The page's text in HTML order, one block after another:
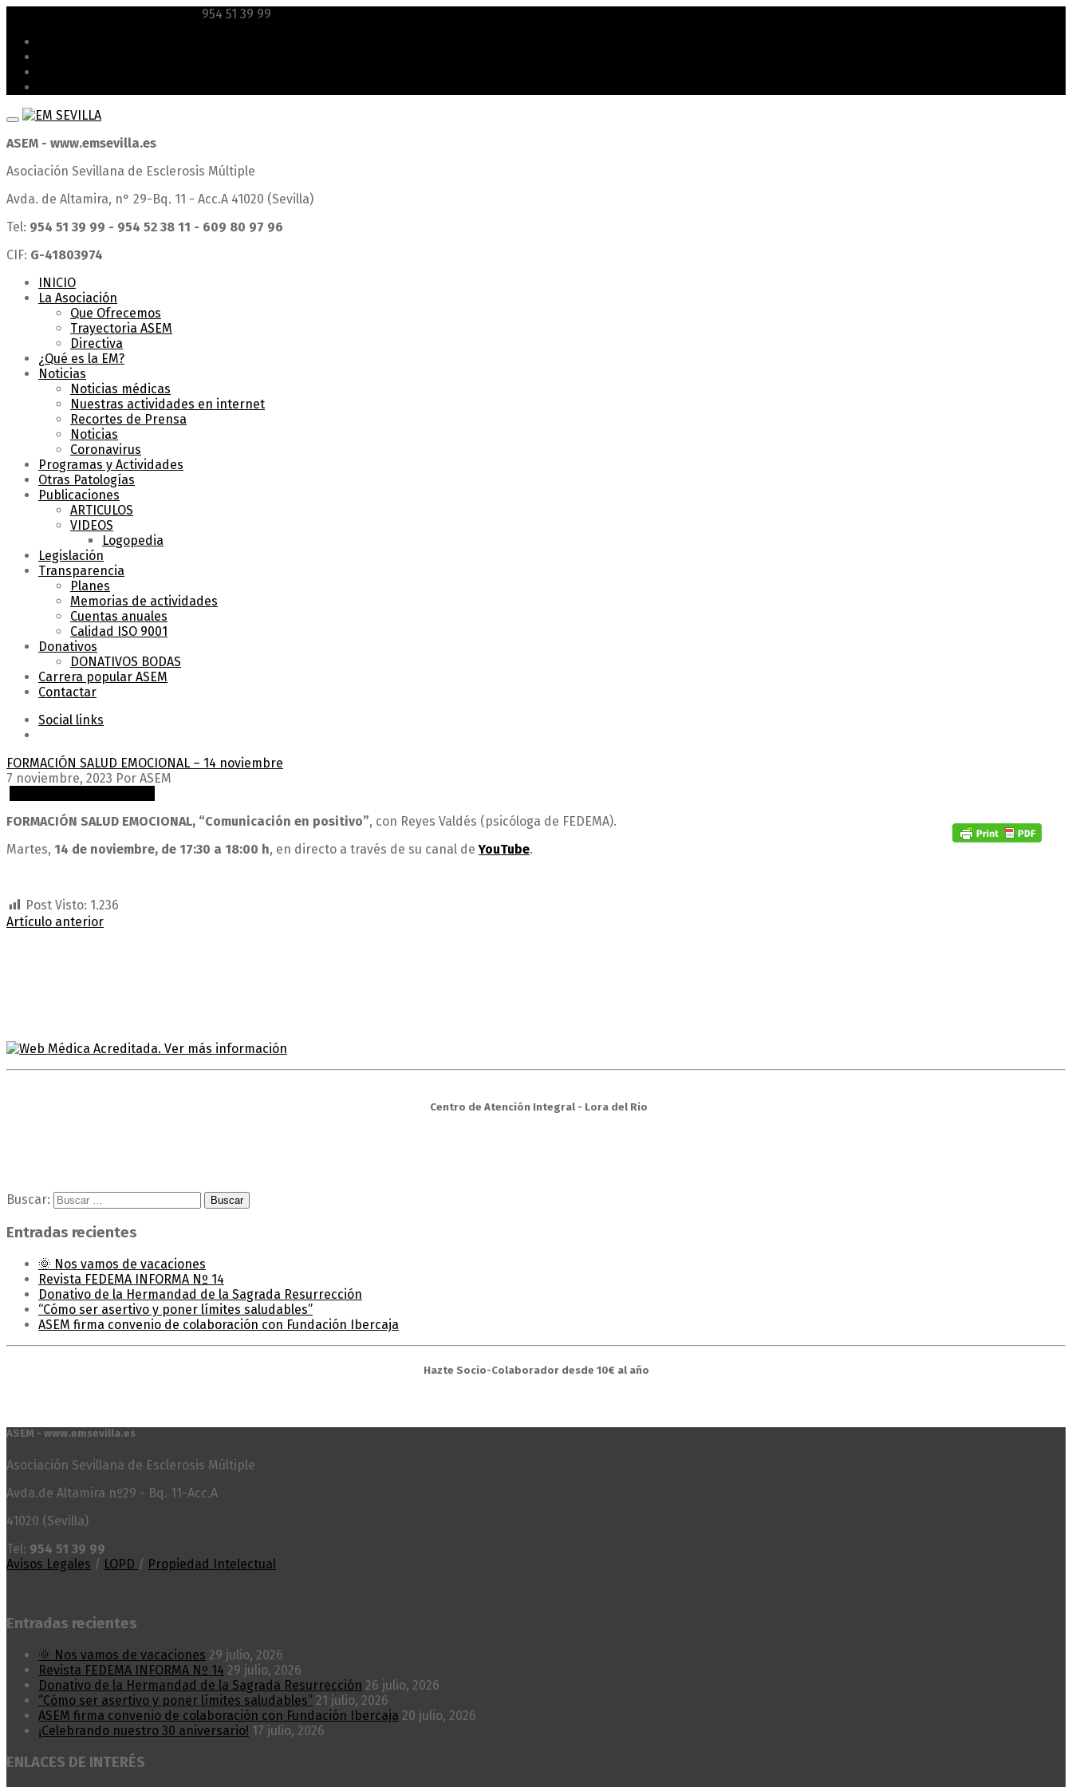
954 51 39 99
ASEM - www.emsevilla.es
Asociación Sevillana de Esclerosis Múltiple
Avda. de Altamira, n° 29-Bq. 11 - Acc.A 41020 (Sevilla)
Tel: 954 51 39 99 - 954 52 38 11 - 609 80 97 96
CIF: G-41803974
INICIO
La Asociación
Que Ofrecemos
Trayectoria ASEM
Directiva
¿Qué es la EM?
Noticias
Noticias médicas
Nuestras actividades en internet
Recortes de Prensa
Noticias
Coronavirus
Programas y Actividades
Otras Patologías
Publicaciones
ARTICULOS
VIDEOS
Logopedia
Legislación
Transparencia
Planes
Memorias de actividades
Cuentas anuales
Calidad ISO 9001
Donativos
DONATIVOS BODAS
Carrera popular ASEM
Contactar
Social links
FORMACIÓN SALUD EMOCIONAL – 14 noviembre
7 noviembre, 2023 Por ASEM
FORMACIÓN SALUD EMOCIONAL, “Comunicación en positivo”, con Reyes Valdés (psicóloga de FEDEMA).
Martes, 14 de noviembre, de 17:30 a 18:00 h, en directo a través de su canal deYouTube.
Post Visto: 1.236
Artículo anterior
Centro de Atención Integral - Lora del Rio
Buscar:
Entradas recientes
🌞 Nos vamos de vacaciones
Revista FEDEMA INFORMA Nº 14
Donativo de la Hermandad de la Sagrada Resurrección
“Cómo ser asertivo y poner límites saludables”
ASEM firma convenio de colaboración con Fundación Ibercaja
Hazte Socio-Colaborador desde 10€ al año
ASEM - www.emsevilla.es
Asociación Sevillana de Esclerosis Múltiple
Avda.de Altamira nº29 - Bq. 11-Acc.A
41020 (Sevilla)
Tel: 954 51 39 99
Avisos Legales / LOPD / Propiedad Intelectual
Entradas recientes
🌞 Nos vamos de vacaciones 29 julio, 2026
Revista FEDEMA INFORMA Nº 14 29 julio, 2026
Donativo de la Hermandad de la Sagrada Resurrección 26 julio, 2026
“Cómo ser asertivo y poner límites saludables” 21 julio, 2026
ASEM firma convenio de colaboración con Fundación Ibercaja 20 julio, 2026
¡Celebrando nuestro 30 aniversario! 17 julio, 2026
ENLACES DE INTERÉS